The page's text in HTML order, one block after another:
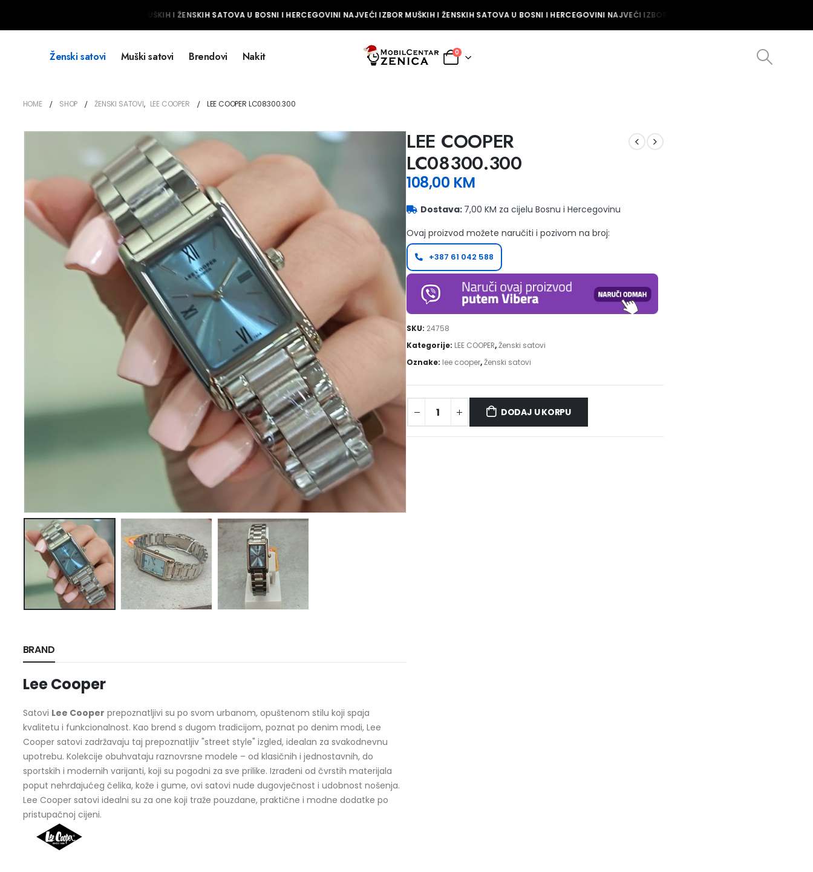
NAJVEĆI IZBOR MUŠKIH I ŽENSKIH SATOVA U BOSNI I HERCEGOVINI NAJVEĆI IZBOR MUŠKIH I ŽENSKIH SATOVA U BOSNI I HERCEGOVINI NAJVEĆI IZBOR MUŠKIH I ŽENSKIH SATOVA U
Ženski satovi Muški satovi Brendovi Nakit 0
HOME SHOP ŽENSKI SATOVI, LEE COOPER LEE COOPER LC08300.300
BRAND
Lee Cooper
Satovi Lee Cooper prepoznatljivi su po svom urbanom, opuštenom stilu koji spaja
kvalitetu i funkcionalnost. Kao brend s dugom tradicijom, poznat po denim modi, Lee
Cooper satovi zadržavaju taj prepoznatljiv "street style" izgled, idealan za svakodnevnu
upotrebu. Kolekcije obuhvataju raznovrsne modele – od klasičnih i jednostavnih, do
sportskih i modernih varijanti, koji su pogodni za sve prilike. Izrađeni od čvrstih materijala
poput nehrđajućeg čelika, kože i gume, ovi satovi nude dugovječnost i udobnost nošenja.
Lee Cooper satovi idealni su za one koji traže pouzdane, praktične i modne dodatke po
pristupačnoj cijeni.
LEE COOPER
LC08300.300
108,00 KM
Dostava: 7,00 KM za cijelu Bosnu i Hercegovinu
Ovaj proizvod možete naručiti i pozivom na broj:
+387 61 042 588
SKU: 24758
Kategorije: LEE COOPER,Ženski satovi
Oznake: lee cooper,Ženski satovi
DODAJ U KORPU